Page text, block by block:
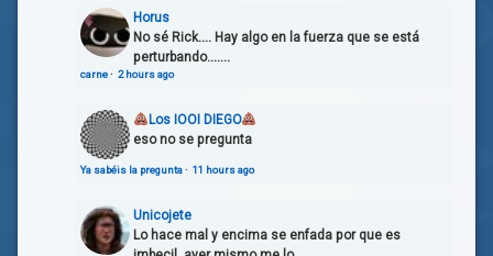
Horus
No sé Rick.... Hay algo en la fuerza que se está
perturbando.......
carne· 2 hours ago
Los IOOI DIEGO
eso no se pregunta
Ya sabéis la pregunta· 11 hours ago
Unicojete
Lo hace mal y encima se enfada por que es